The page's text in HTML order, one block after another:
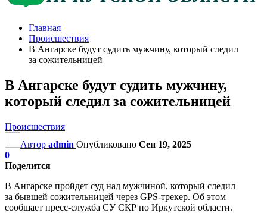
Главная
Происшествия
В Ангарске будут судить мужчину, который следил
за сожительницей
В Ангарске будут судить мужчину,
который следил за сожительницей
Происшествия
Автор admin Опубликовано Сен 19, 2025
0
Поделится
В Ангарске пройдет суд над мужчиной, который следил
за бывшей сожительницей через GPS-трекер. Об этом
сообщает пресс-служба СУ СКР по Иркутской области.